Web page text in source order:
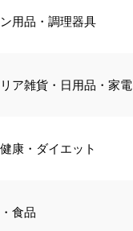
用品・調理器具
ア雑貨・日用品・家電
康・ダイエット
食品